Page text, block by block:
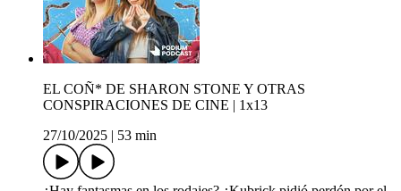
EL COÑ* DE SHARON STONE Y OTRAS
CONSPIRACIONES DE CINE | 1x13
27/10/2025
53 min